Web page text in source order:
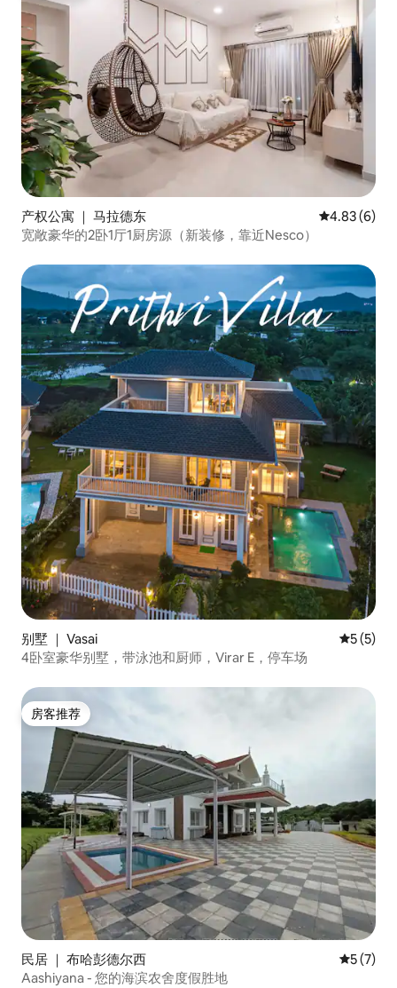
产权公寓 ｜ 马拉德东 平均评分
4.83 (6)
宽敞豪华的2卧1厅1厨房源（新装修，靠近Nesco）
别墅 ｜ Vasai 平均评分
5 (5)
4卧室豪华别墅，带泳池和厨师，Virar E，停车场
房客推荐
房客推荐
民居 ｜ 布哈彭德尔西 平均评分
5 (7)
Aashiyana - 您的海滨农舍度假胜地